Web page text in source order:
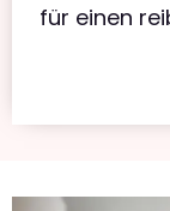
für einen